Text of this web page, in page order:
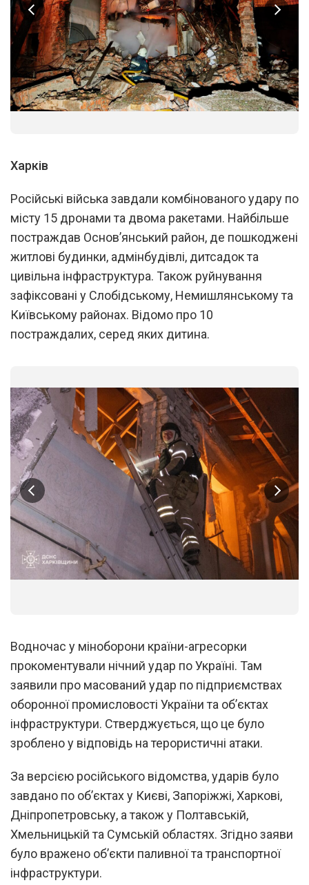
Харків
Російські війська завдали комбінованого удару по
місту 15 дронами та двома ракетами. Найбільше
постраждав Основ’янський район, де пошкоджені
житлові будинки, адмінбудівлі, дитсадок та
цивільна інфраструктура. Також руйнування
зафіксовані у Слобідському, Немишлянському та
Київському районах. Відомо про 10
постраждалих, серед яких дитина.
Водночас у міноборони країни-агресорки
прокоментували нічний удар по Україні. Там
заявили про масований удар по підприємствах
оборонної промисловості України та об’єктах
інфраструктури. Стверджується, що це було
зроблено у відповідь на терористичні атаки.
За версією російського відомства, ударів було
завдано по об’єктах у Києві, Запоріжжі, Харкові,
Дніпропетровську, а також у Полтавській,
Хмельницькій та Сумській областях. Згідно заяви
було вражено об’єкти паливної та транспортної
інфраструктури.